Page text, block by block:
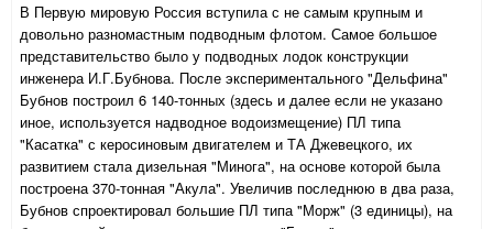
В Первую мировую Россия вступила с не самым крупным и
довольно разномастным подводным флотом. Самое большое
представительство было у подводных лодок конструкции
инженера И.Г.Бубнова. После экспериментального "Дельфина"
Бубнов построил 6 140-тонных (здесь и далее если не указано
иное, используется надводное водоизмещение) ПЛ типа
"Касатка" с керосиновым двигателем и ТА Джевецкого, их
развитием стала дизельная "Минога", на основе которой была
построена 370-тонная "Акула". Увеличив последнюю в два раза,
Бубнов спроектировал большие ПЛ типа "Морж" (3 единицы), на